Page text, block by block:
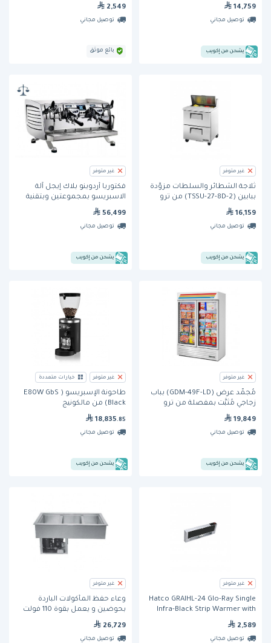
14,759
توصيل مجاني
يشحن من إكويب
للصواني.
2,549
توصيل مجاني
بائع موثق
غير متوفر
ثلاجة الشطائر والسلطات مزوَّدة
ببابين (TSSU-27-8D-2) من ترو
16,159
توصيل مجاني
يشحن من إكويب
غير متوفر
فكتوريا أردوينو بلاك إيجل آلة
الاسبريسو بمجموعتين وبتقنية
القياس الوزني
56,499
توصيل مجاني
يشحن من إكويب
غير متوفر
مُجمِّد عرض (GDM-49F-LD) بباب
زجاجي مُثبَّت بمفصلة من ترو
19,849
توصيل مجاني
يشحن من إكويب
غير متوفر خيارات متعددة
طاحونة الإسبريسو ( E80W GbS
Black) من مالكونيج
18,835 .85
توصيل مجاني
يشحن من إكويب
غير متوفر
Hatco GRAIHL-24 Glo-Ray Single
Infra-Black Strip Warmer with
Lights 24"
2,589
توصيل مجاني
غير متوفر
وعاء حفظ المأكولات الباردة
بحوضين و يعمل بقوة 110 فولت
26,729
توصيل مجاني